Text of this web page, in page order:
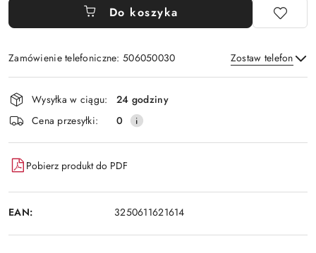
Do koszyka
Zamówienie telefoniczne: 506050030 Zostaw telefon
Wyślij
Dostępność
i
dostawa
Wysyłka w ciągu:
24 godziny
Cena przesyłki:
0
Pobierz produkt do PDF
EAN: 3250611621614